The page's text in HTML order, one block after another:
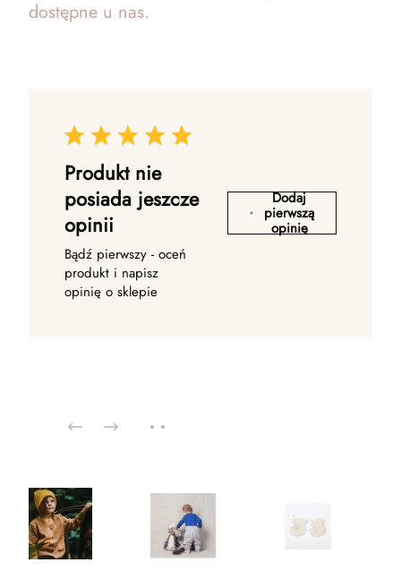
dostępne u nas.
Produkt nie
posiada jeszcze
opinii
Bądź pierwszy - oceń
produkt i napisz
opinię o sklepie
Dodaj
pierwszą
opinię